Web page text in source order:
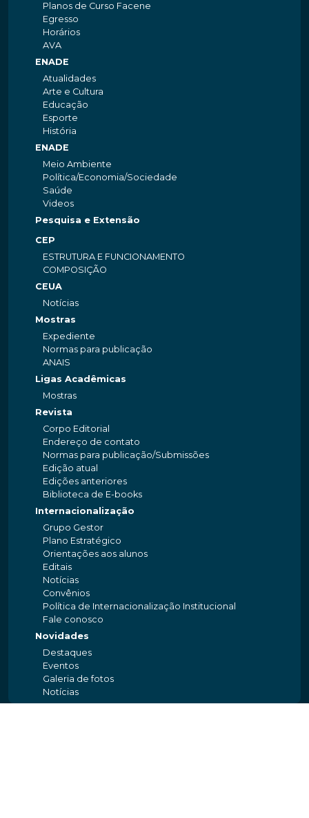
Planos de Curso Facene
Egresso
Horários
AVA
ENADE
Atualidades
Arte e Cultura
Educação
Esporte
História
ENADE
Meio Ambiente
Política/Economia/Sociedade
Saúde
Videos
Pesquisa e Extensão
CEP
ESTRUTURA E FUNCIONAMENTO
COMPOSIÇÃO
CEUA
Notícias
Mostras
Expediente
Normas para publicação
ANAIS
Ligas Acadêmicas
Mostras
Revista
Corpo Editorial
Endereço de contato
Normas para publicação/Submissões
Edição atual
Edições anteriores
Biblioteca de E-books
Internacionalização
Grupo Gestor
Plano Estratégico
Orientações aos alunos
Editais
Notícias
Convênios
Política de Internacionalização Institucional
Fale conosco
Novidades
Destaques
Eventos
Galeria de fotos
Notícias